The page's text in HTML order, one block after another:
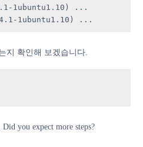
1ubuntu1.10) ...
1ubuntu1.10) ...
지 확인해 보겠습니다.
you expect more steps?